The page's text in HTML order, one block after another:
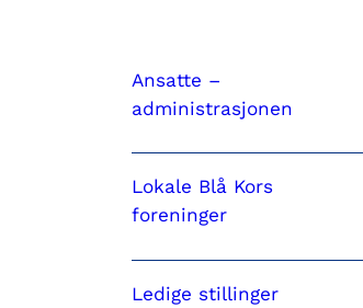
Ansatte –
administrasjonen
Lokale Blå Kors
foreninger
Ledige stillinger